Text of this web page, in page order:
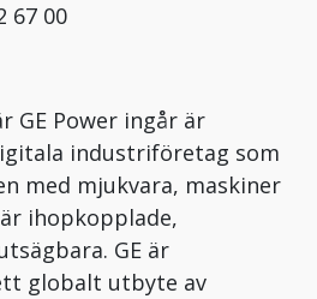
67 00
GE Power ingår är
industriföretag som
med mjukvara, maskiner
ihopkopplade,
GE är
globalt utbyte av